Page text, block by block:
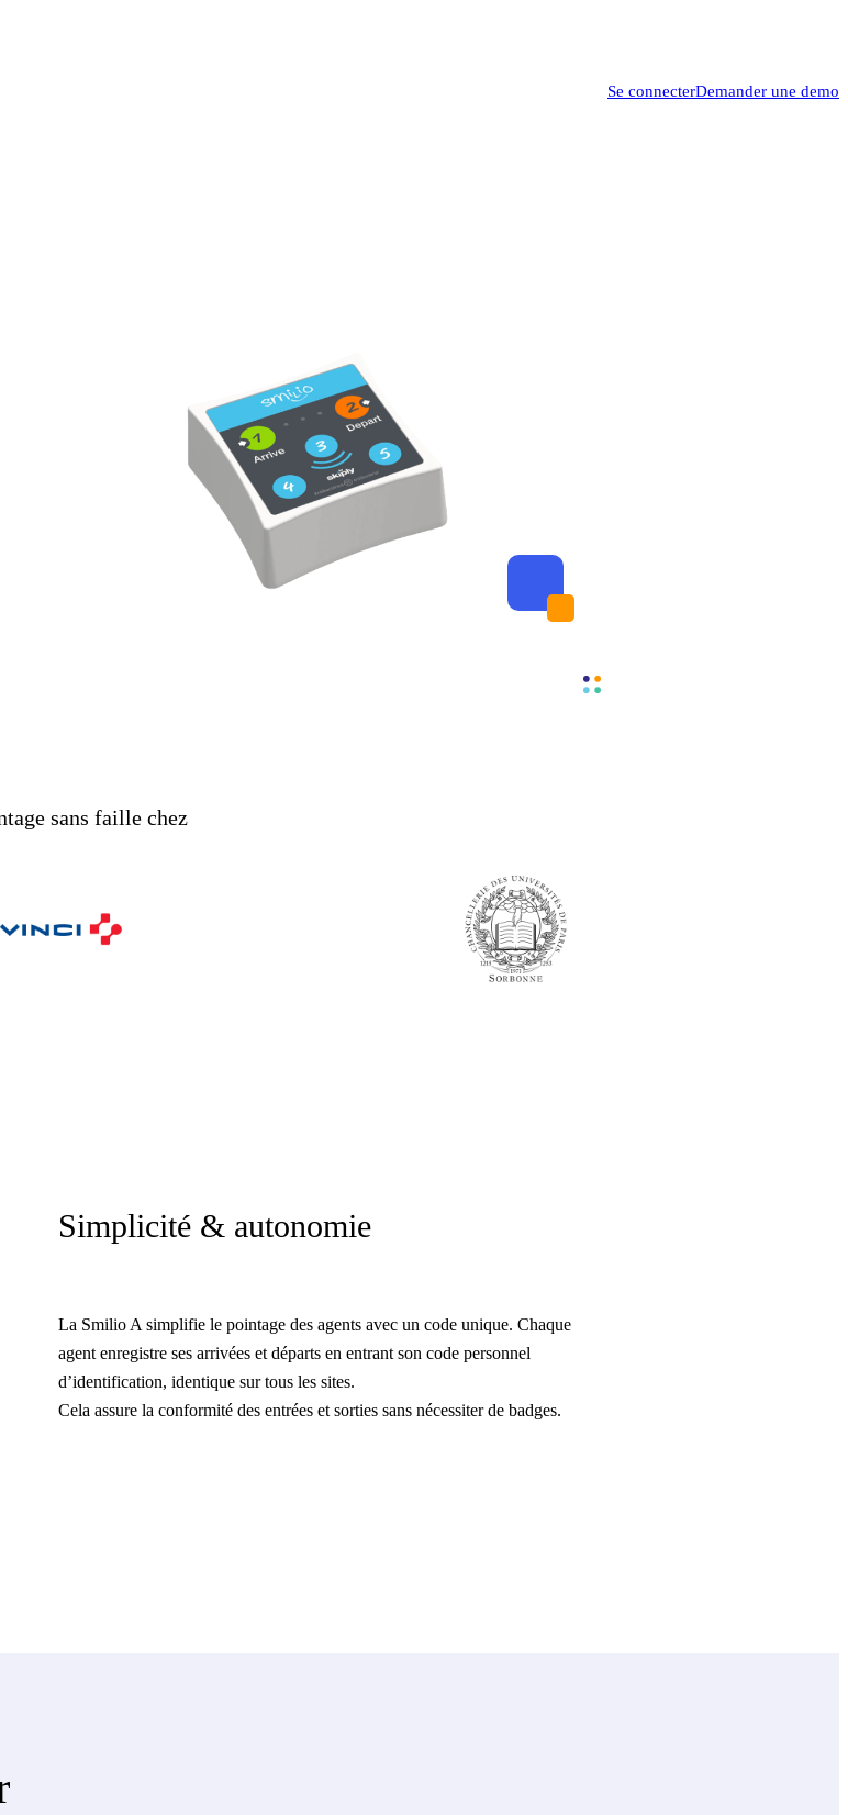
Se connecterDemander une demo
sans faille chez
Simplicité & autonomie
La Smilio A simplifie le pointage des agents avec un code unique. Chaque
agent enregistre ses arrivées et départs en entrant son code personnel
d’identification, identique sur tous les sites.
Cela assure la conformité des entrées et sorties sans nécessiter de badges.